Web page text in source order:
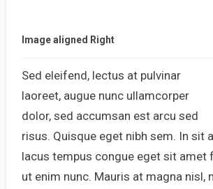
Image aligned Right
Sed eleifend, lectus at pulvinar
laoreet, augue nunc ullamcorper
dolor, sed accumsan est arcu sed
risus. Quisque eget nibh sem. In sit
lacus tempus congue eget sit amet
ut enim nunc. Mauris at magna nisl,